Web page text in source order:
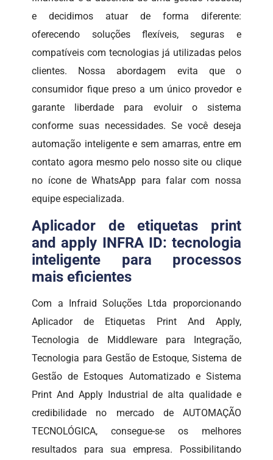
e decidimos atuar de forma diferente:
oferecendo soluções flexíveis, seguras e
compatíveis com tecnologias já utilizadas pelos
clientes. Nossa abordagem evita que o
consumidor fique preso a um único provedor e
garante liberdade para evoluir o sistema
conforme suas necessidades. Se você deseja
automação inteligente e sem amarras, entre em
contato agora mesmo pelo nosso site ou clique
no ícone de WhatsApp para falar com nossa
equipe especializada.
Aplicador de etiquetas print
and apply INFRA ID: tecnologia
inteligente para processos
mais eficientes
Com a Infraid Soluções Ltda proporcionando
Aplicador de Etiquetas Print And Apply,
Tecnologia de Middleware para Integração,
Tecnologia para Gestão de Estoque, Sistema de
Gestão de Estoques Automatizado e Sistema
Print And Apply Industrial de alta qualidade e
credibilidade no mercado de AUTOMAÇÃO
TECNOLÓGICA, consegue-se os melhores
resultados para sua empresa. Possibilitando